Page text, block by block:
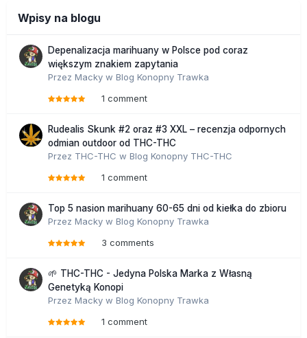
Wpisy na blogu
Depenalizacja marihuany w Polsce pod coraz
większym znakiem zapytania
Przez Macky w Blog Konopny Trawka
1 comment
Rudealis Skunk #2 oraz #3 XXL – recenzja odpornych
odmian outdoor od THC-THC
Przez THC-THC w Blog Konopny THC-THC
1 comment
Top 5 nasion marihuany 60-65 dni od kiełka do zbioru
Przez Macky w Blog Konopny Trawka
3 comments
🌱 THC-THC - Jedyna Polska Marka z Własną
Genetyką Konopi
Przez Macky w Blog Konopny Trawka
1 comment